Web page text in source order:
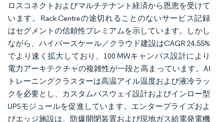
ロスコネクトおよびマルチテナント経済から恩恵を受けて
います。Rack Centreの途切れることのないサービス記録
はセグメントの信頼性プレミアムを示しています。しかし
ながら、ハイパースケール／クラウド建設はCAGR 24.55%
でより速く拡大しており、100 MWキャンパス設計により
電力アーキテクチャの複雑性が一段と高まっています。AI
トレーニングクラスターは高温アイル温度および液冷ラッ
クを必要とし、カスタムバスウェイ設計およびインロー型
UPSモジュールを促進しています。エンタープライズおよ
びエッジ施設は、防爆開閉装置および現地ガス給電発電機